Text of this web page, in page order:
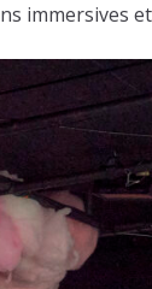
immersives et